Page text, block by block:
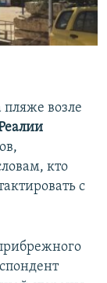
возле
кто
с